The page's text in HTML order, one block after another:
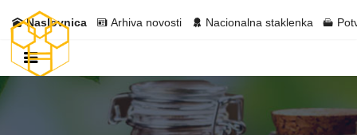
Naslovnica Arhiva novosti Nacionalna staklenka